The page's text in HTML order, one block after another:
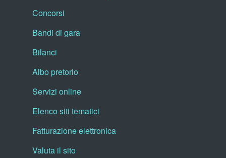
Concorsi
Bandi di gara
Bilanci
Albo pretorio
Servizi online
Elenco siti tematici
Fatturazione elettronica
Valuta il sito